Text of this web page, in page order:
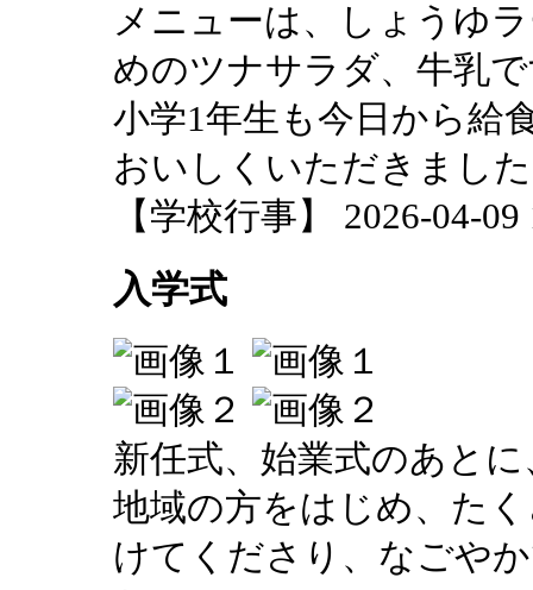
メニューは、しょうゆ
めのツナサラダ、牛乳
小学1年生も今日から給
おいしくいただきまし
【学校行事】 2026-04-
入学式
新任式、始業式のあと
地域の方をはじめ、た
けてくださり、なごや